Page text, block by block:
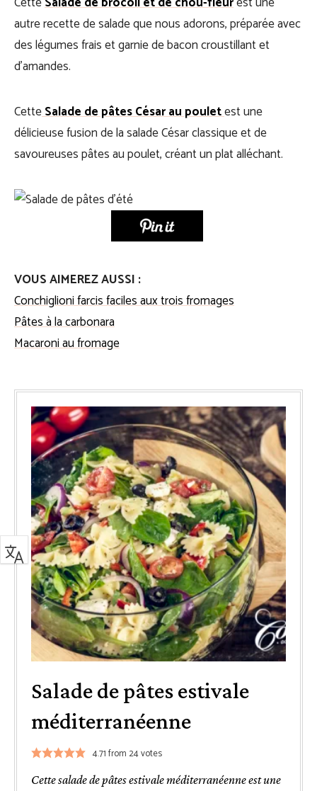
autre recette de salade que nous adorons, préparée avec
des légumes frais et garnie de bacon croustillant et
d’amandes.
CetteSalade de pâtes César au pouletest une
délicieuse fusion de la salade César classique et de
savoureuses pâtes au poulet, créant un plat alléchant.
VOUS AIMEREZ AUSSI :
Conchiglioni farcis faciles aux trois fromages
Pâtes à la carbonara
Macaroni au fromage
Salade de pâtes estivale
méditerranéenne
4.71from 24votes
Cette salade de pâtes estivale méditerranéenne est une